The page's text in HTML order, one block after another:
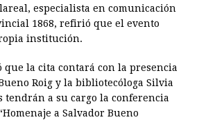
especialista en comunicación
1868, refirió que el evento
institución.
la cita contará con la presencia
Roig y la bibliotecóloga Silvia
tendrán a su cargo la conferencia
a Salvador Bueno